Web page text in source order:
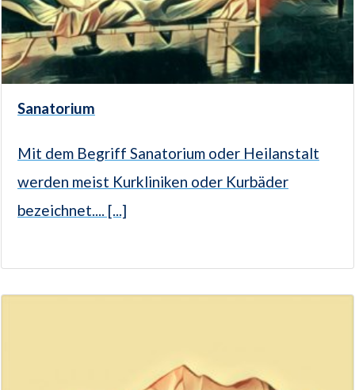
Sanatorium
Mit dem Begriff Sanatorium oder Heilanstalt
werden meist Kurkliniken oder Kurbäder
bezeichnet.... [...]